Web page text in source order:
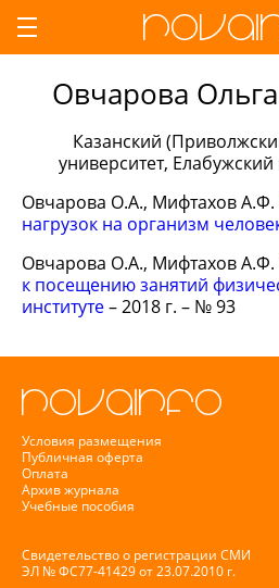
Овчарова
Казанский
университет, Елабужский
Овчарова О.А., Мифтахов А.Ф.
нагрузок на организм
Овчарова О.А., Мифтахов А.Ф.
к посещению занятий
институте– 2018 г. – № 93
Условия размещения
Публичная оферта
Оплата
Архив журнала
Учебные пособия
Свидетельство о регистрации СМИ
ЭЛ № ФС77-41429 от 23.07.2010 г.